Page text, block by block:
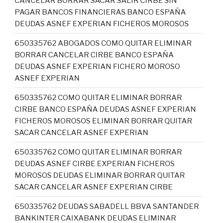
PAGAR BANCOS FINANCIERAS BANCO ESPAÑA
DEUDAS ASNEF EXPERIAN FICHEROS MOROSOS
650335762 ABOGADOS COMO QUITAR ELIMINAR
BORRAR CANCELAR CIRBE BANCO ESPAÑA
DEUDAS ASNEF EXPERIAN FICHERO MOROSO
ASNEF EXPERIAN
650335762 COMO QUITAR ELIMINAR BORRAR
CIRBE BANCO ESPAÑA DEUDAS ASNEF EXPERIAN
FICHEROS MOROSOS ELIMINAR BORRAR QUITAR
SACAR CANCELAR ASNEF EXPERIAN
650335762 COMO QUITAR ELIMINAR BORRAR
DEUDAS ASNEF CIRBE EXPERIAN FICHEROS
MOROSOS DEUDAS ELIMINAR BORRAR QUITAR
SACAR CANCELAR ASNEF EXPERIAN CIRBE
650335762 DEUDAS SABADELL BBVA SANTANDER
BANKINTER CAIXABANK DEUDAS ELIMINAR